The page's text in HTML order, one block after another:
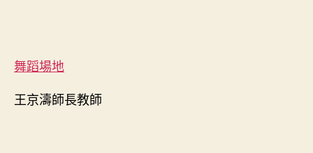
舞蹈場地
王京濤師長教師